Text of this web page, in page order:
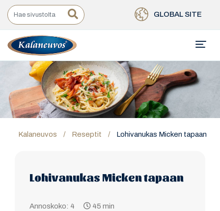
GLOBAL SITE
Kalaneuvos / Reseptit / Lohivanukas Micken tapaan
Lohivanukas Micken tapaan
Annoskoko: 4 45 min